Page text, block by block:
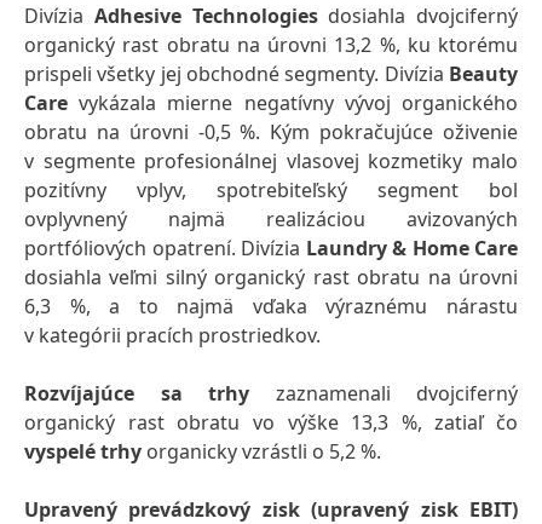
Divízia Adhesive Technologiesdosiahla dvojciferný
organický rast obratu na úrovni 13,2 %, ku ktorému
prispeli všetky jej obchodné segmenty. Divízia Beauty
Care vykázala mierne negatívny vývoj organického
obratu na úrovni -0,5 %. Kým pokračujúce oživenie
v segmente profesionálnej vlasovej kozmetiky malo
pozitívny vplyv, spotrebiteľský segment bol
ovplyvnený najmä realizáciou avizovaných
portfóliových opatrení. Divízia Laundry & Home Care
dosiahla veľmi silný organický rast obratu na úrovni
6,3 %, a to najmä vďaka výraznému nárastu
v kategórii pracích prostriedkov.
Rozvíjajúce sa trhy zaznamenali dvojciferný
organický rast obratu vo výške 13,3 %, zatiaľ čo
vyspelé trhy organicky vzrástli o 5,2 %.
Upravený prevádzkový zisk(upravený zisk EBIT)